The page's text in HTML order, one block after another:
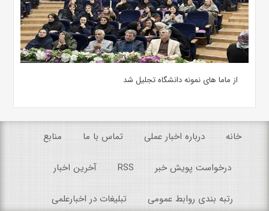
از ماما های نمونه دانشگاه تجلیل شد
خانه درباره اخبار عملی تماس با ما منابع
درخواست پویش خبر RSS آخرین اخبار
رتبه بندی روابط عمومی تبلیغات در اخبارعلمی